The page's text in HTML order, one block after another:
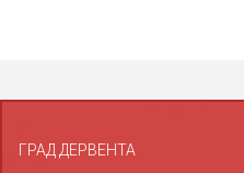
ГРАД ДЕРВЕНТА